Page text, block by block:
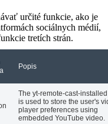
určité funkcie, ako je
sociálnych médií,
tretích strán.
Popis
The yt-remote-cast-
is used to store the user's
player preferences using
embedded YouTube video.